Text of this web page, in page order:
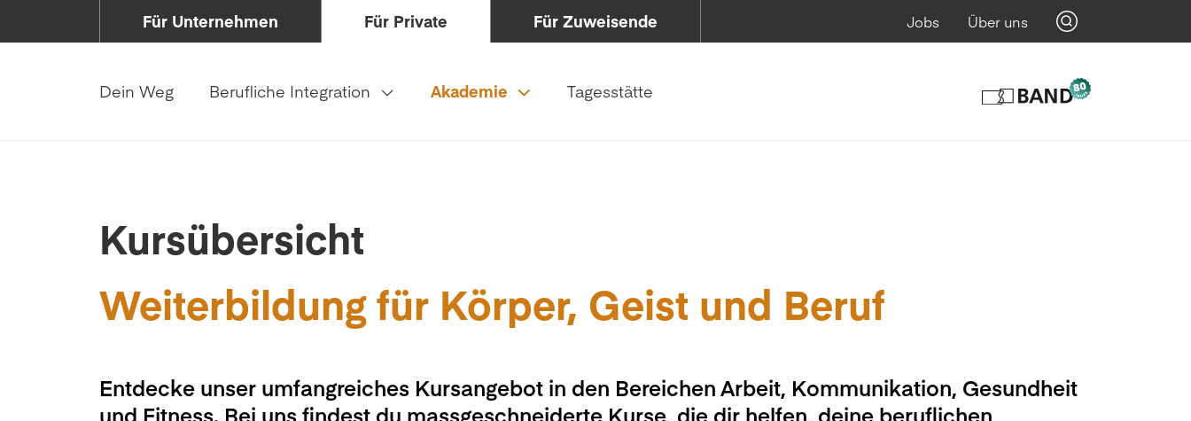
Für Unternehmen Für Private Für Zuweisende Jobs Über uns
Dein Weg Berufliche Integration Akademie Tagesstätte
Kursübersicht
Weiterbildung für Körper, Geist und Beruf
Entdecke unser umfangreiches Kursangebot in den Bereichen Arbeit, Kommunikation, Gesundheit
und Fitness. Bei uns findest du massgeschneiderte Kurse, die dir helfen, deine beruflichen